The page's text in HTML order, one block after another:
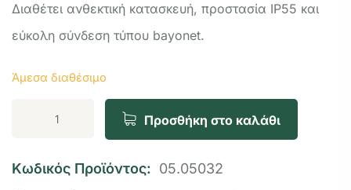
Διαθέτει ανθεκτική κατασκευή, προστασία IP55 και
εύκολη σύνδεση τύπου bayonet.
Άμεσα διαθέσιμο
Προσθήκη στο καλάθι
Κωδικός Προϊόντος: 05.05032